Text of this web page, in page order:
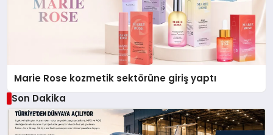
Marie Rose kozmetik sektörüne giriş yaptı
Son Dakika